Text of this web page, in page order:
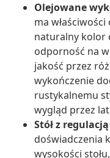
Olejowane
ma
naturalny kolor
odporność na
jakość przez
wykończenie
rustykalnemu
wygląd przez
Stół z
doświadczenia
wysokości